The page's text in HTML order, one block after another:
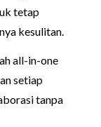
tetap
kesulitan.
all-in-one
setiap
tanpa